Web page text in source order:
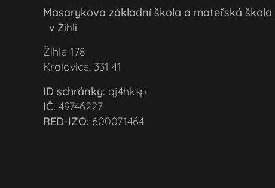
Masarykova základní škola a mateřská škola
v Žihli
Žihle 178
Kralovice, 331 41
ID schránky: qj4hksp
IČ: 49746227
RED-IZO: 600071464